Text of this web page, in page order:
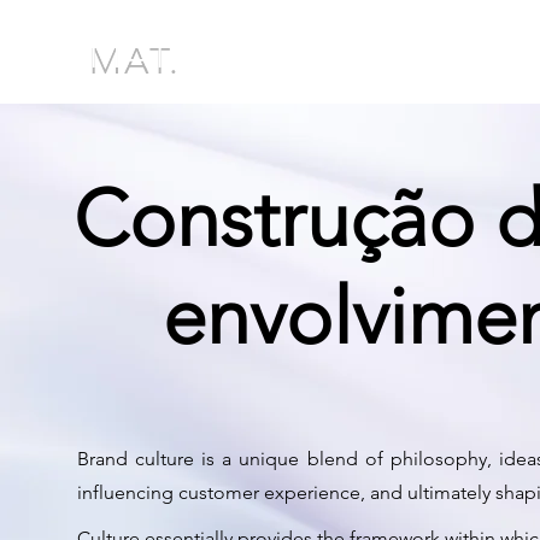
MAT.
Construção
Brand culture is a unique blend of philosophy,
influencing customer experience, and ultimately